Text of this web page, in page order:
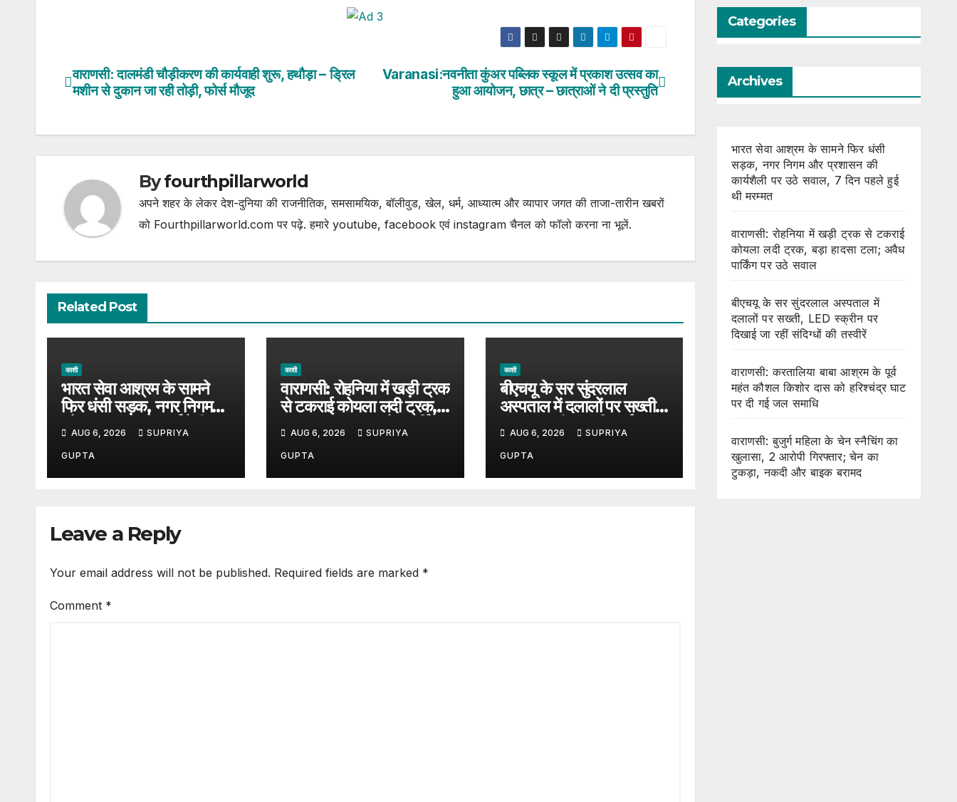
Post
Varanasi:नवनीता कुंअर पब्लिक स्कूल में प्रकाश उत्सव का
हुआ आयोजन, छात्र – छात्राओं ने दी प्रस्तुति
वाराणसी: दालमंडी चौड़ीकरण की कार्यवाही शुरू, हथौड़ा – ड्रिल
मशीन से दुकान जा रही तोड़ी, फोर्स मौजूद
Byfourthpillarworld
अपने शहर के लेकर देश-दुनिया की राजनीतिक, समसामयिक, बॉलीवुड, खेल, धर्म, आध्यात्म और व्यापार जगत की ताजा-तारीन खबरों
को Fourthpillarworld.com पर पढ़े. हमारे youtube, facebook एवं instagram चैनल को फॉलो करना ना भूलें.
Related Post
काशी
भारत सेवा आश्रम के सामने
फिर धंसी सड़क, नगर निगम
उठे सवाल, 7 दिन पहले हुई थी
मरम्मत
AUG 6, 2026 SUPRIYA
GUPTA
काशी
वाराणसी: रोहनिया में खड़ी ट्रक
से टकराई कोयला लदी ट्रक,
पर उठे सवाल
AUG 6, 2026 SUPRIYA
GUPTA
काशी
बीएचयू के सर सुंदरलाल
अस्पताल में दलालों पर सख्ती,
रहीं संदिग्धों की तस्वीरें
AUG 6, 2026 SUPRIYA
GUPTA
Leave a Reply
Your email address will not be published. Required fields are marked *
Comment *
Categories
Archives
भारत सेवा आश्रम के सामने फिर धंसी
सड़क, नगर निगम और प्रशासन की
कार्यशैली पर उठे सवाल, 7 दिन पहले हुई
थी मरम्मत
वाराणसी: रोहनिया में खड़ी ट्रक से टकराई
कोयला लदी ट्रक, बड़ा हादसा टला; अवैध
पार्किंग पर उठे सवाल
बीएचयू के सर सुंदरलाल अस्पताल में
दलालों पर सख्ती, LED स्क्रीन पर
दिखाई जा रहीं संदिग्धों की तस्वीरें
वाराणसी: करतालिया बाबा आश्रम के पूर्व
महंत कौशल किशोर दास को हरिश्चंद्र घाट
पर दी गई जल समाधि
वाराणसी: बुजुर्ग महिला के चेन स्नैचिंग का
खुलासा, 2 आरोपी गिरफ्तार; चेन का
टुकड़ा, नकदी और बाइक बरामद